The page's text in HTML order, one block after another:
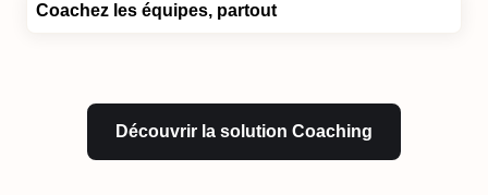
Coachez les équipes, partout
Découvrir la solution Coaching